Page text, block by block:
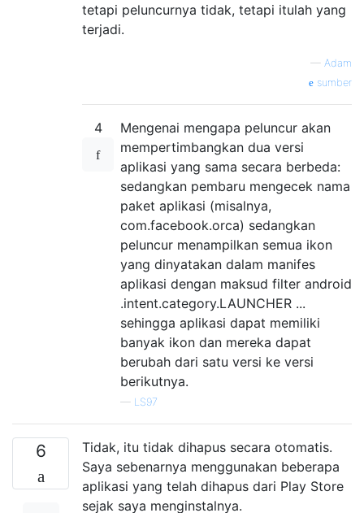
tetapi peluncurnya tidak, tetapi itulah yang
terjadi.
— Adam
sumber
4
Mengenai mengapa peluncur akan
mempertimbangkan dua versi
aplikasi yang sama secara berbeda:
sedangkan pembaru mengecek nama
paket aplikasi (misalnya,
com.facebook.orca) sedangkan
peluncur menampilkan semua ikon
yang dinyatakan dalam manifes
aplikasi dengan maksud filter android
.intent.category.LAUNCHER ...
sehingga aplikasi dapat memiliki
banyak ikon dan mereka dapat
berubah dari satu versi ke versi
berikutnya.
— LS97
6
Tidak, itu tidak dihapus secara otomatis.
Saya sebenarnya menggunakan beberapa
aplikasi yang telah dihapus dari Play Store
sejak saya menginstalnya.